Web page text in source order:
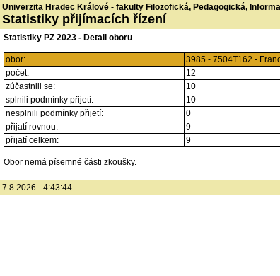
Univerzita Hradec Králové - fakulty Filozofická, Pedagogická,
Statistiky přijímacích řízení
Statistiky PZ 2023 - Detail oboru
obor:
3985 - 7504T162 -
počet:
12
zúčastnili se:
10
splnili podmínky přijetí:
10
nesplnili podmínky přijetí:
0
přijatí rovnou:
9
přijatí celkem:
9
Obor nemá písemné části zkoušky.
7.8.2026 - 4:43:44